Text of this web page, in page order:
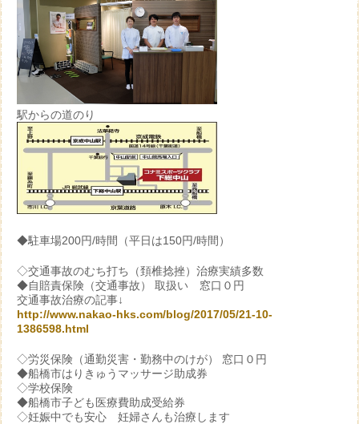
駅からの道のり
◆駐車場200円/時間（平日は150円/時間）
◇交通事故のむち打ち（頚椎捻挫）治療実績多数
◆自賠責保険（交通事故） 取扱い 窓口０円
交通事故治療の記事↓
http://www.nakao-hks.com/blog/2017/05/21-10-
1386598.html
◇労災保険（通勤災害・勤務中のけが） 窓口０円
◆船橋市はりきゅうマッサージ助成券
◇学校保険
◆船橋市子ども医療費助成受給券
◇妊娠中でも安心 妊婦さんも治療します